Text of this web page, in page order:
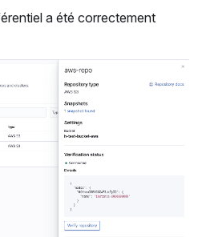
a été correctement